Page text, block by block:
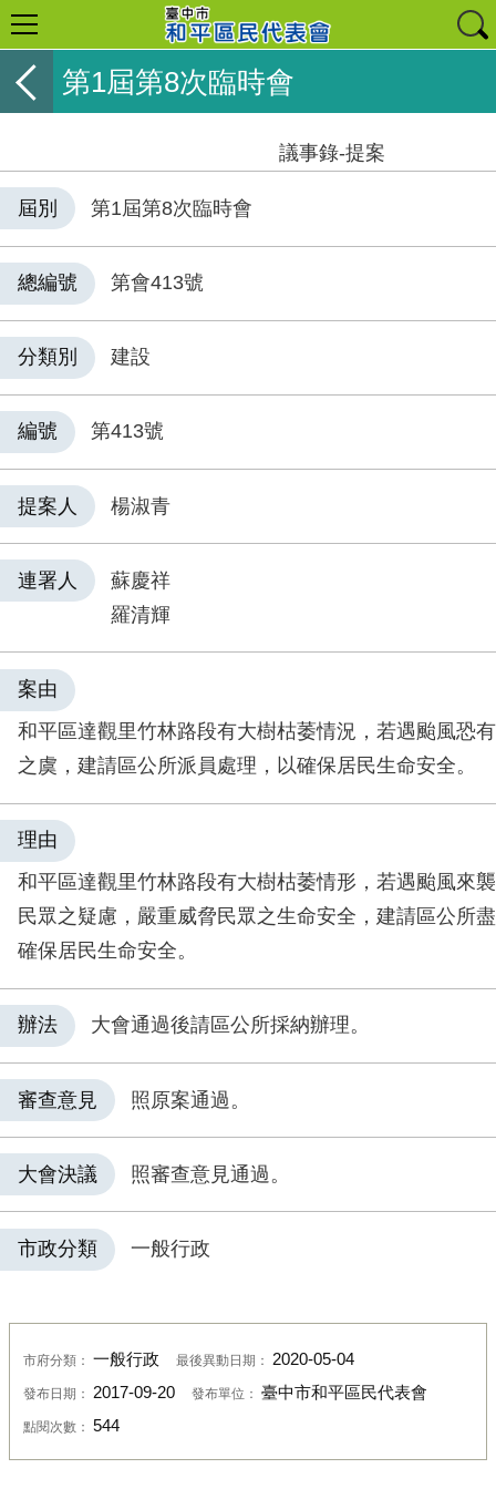
第1屆第8次臨時會
議事錄-提案
屆別 第1屆第8次臨時會
總編號 第會413號
分類別 建設
編號 第413號
提案人 楊淑青
連署人
蘇慶祥
羅清輝
案由
和平區達觀里竹林路段有大樹枯萎情況，若遇颱風恐
之虞，建請區公所派員處理，以確保居民生命安全。
理由
和平區達觀里竹林路段有大樹枯萎情形，若遇颱風來
民眾之疑慮，嚴重威脅民眾之生命安全，建請區公所
確保居民生命安全。
辦法 大會通過後請區公所採納辦理。
審查意見 照原案通過。
大會決議 照審查意見通過。
市政分類 一般行政
市府分類： 一般行政 最後異動日期： 2020-05-04
發布日期： 2017-09-20 發布單位： 臺中市和平區民代表會
點閱次數： 544